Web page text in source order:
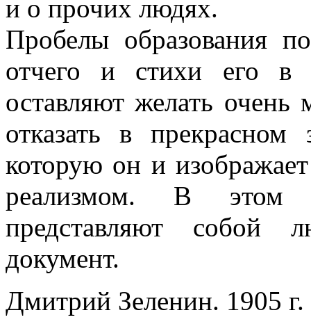
и о прочих людях.
Пробелы образования
отчего и стихи его в
оставляют желать очень
отказать в прекрасном
которую он и
реализмом. В этом
представляют собой
документ.
Дмитрий Зеленин. 1905 г.